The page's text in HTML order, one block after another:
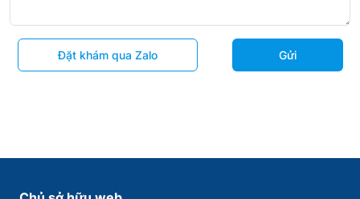
Đặt khám qua Zalo Gửi